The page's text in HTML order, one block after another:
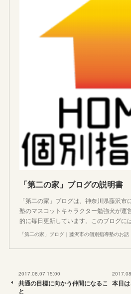
「第二の家」ブログの説明書
「第二の家」ブログは、神奈川県藤沢
塾のマスコットキャラクター勉強犬が運
的に毎日更新しています。このブログに
「第二の家」ブログ｜藤沢市の個別指導塾のお話
2017.08.07 15:00
共通の目標に向かう仲間になるこ
と
本日